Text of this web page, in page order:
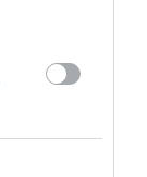
στο